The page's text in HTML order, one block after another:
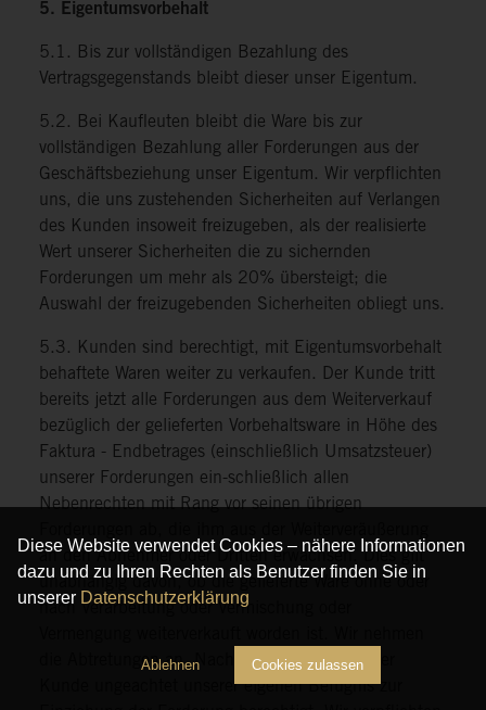
5. Eigentumsvorbehalt
5.1. Bis zur vollständigen Bezahlung des
Vertragsgegenstands bleibt dieser unser Eigentum.
5.2. Bei Kaufleuten bleibt die Ware bis zur
vollständigen Bezahlung aller Forderungen aus der
Geschäftsbeziehung unser Eigentum. Wir verpflichten
uns, die uns zustehenden Sicherheiten auf Verlangen
des Kunden insoweit freizugeben, als der realisierte
Wert unserer Sicherheiten die zu sichernden
Forderungen um mehr als 20% übersteigt; die
Auswahl der freizugebenden Sicherheiten obliegt uns.
5.3. Kunden sind berechtigt, mit Eigentumsvorbehalt
behaftete Waren weiter zu verkaufen. Der Kunde tritt
bereits jetzt alle Forderungen aus dem Weiterverkauf
bezüglich der gelieferten Vorbehaltsware in Höhe des
Faktura - Endbetrages (einschließlich Umsatzsteuer)
unserer Forderungen ein-schließlich allen
Nebenrechten mit Rang vor seinen übrigen
an den Abnehmer oder Dritten erwachsen. Dies gilt
unabhängig davon, ob die gelieferte Ware ohne oder
nach Verarbeitung oder Vermischung oder
die Abtretungen an. Nach der Abtretung ist der
Kunde ungeachtet unserer eigenen Befugnis zur
Diese Website verwendet Cookies – nähere Informationen
dazu und zu Ihren Rechten als Benutzer finden Sie in
unserer Datenschutzerklärung
Ablehnen Cookies zulassen